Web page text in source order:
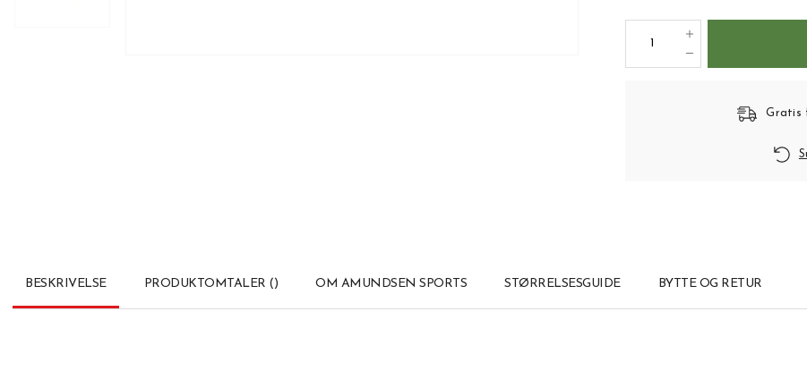
Gratis
BESKRIVELSE PRODUKTOMTALER () OM AMUNDSEN SPORTS STØRRELSESGUIDE BYTTE OG RETUR